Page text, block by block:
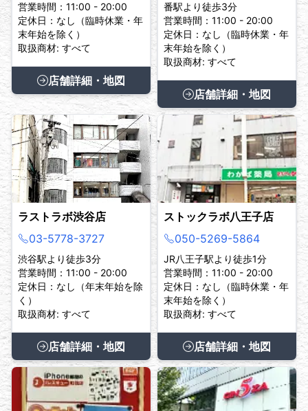
営業時間：11:00 - 20:00
定休日：なし（臨時休業・年
末年始を除く）
取扱商材: すべて
店舗詳細・地図
番駅より徒歩3分
営業時間：11:00 - 20:00
定休日：なし（臨時休業・年
末年始を除く）
取扱商材: すべて
店舗詳細・地図
ラストラボ渋谷店
03-5778-3727
渋谷駅より徒歩3分
営業時間：11:00 - 20:00
定休日：なし（年末年始を除
く）
取扱商材: すべて
店舗詳細・地図
ストックラボ八王子店
050-5269-5864
JR八王子駅より徒歩1分
営業時間：11:00 - 20:00
定休日：なし（臨時休業・年
末年始を除く）
取扱商材: すべて
店舗詳細・地図